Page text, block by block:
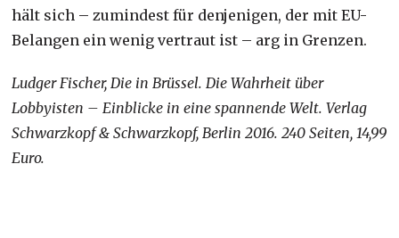
hält sich – zumindest für denjenigen, der mit EU-
Belangen ein wenig vertraut ist – arg in Grenzen.
Ludger Fischer, Die in Brüssel. Die Wahrheit über
Lobbyisten – Einblicke in eine spannende Welt. Verlag
Schwarzkopf & Schwarzkopf, Berlin 2016. 240 Seiten, 14,99
Euro.